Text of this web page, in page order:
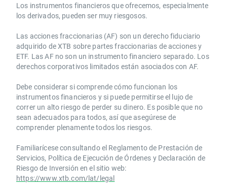
Los instrumentos financieros que ofrecemos, especialmente
los derivados, pueden ser muy riesgosos.
Las acciones fraccionarias (AF) son un derecho fiduciario
adquirido de XTB sobre partes fraccionarias de acciones y
ETF. Las AF no son un instrumento financiero separado. Los
derechos corporativos limitados están asociados con AF.
Debe considerar si comprende cómo funcionan los
instrumentos financieros y si puede permitirse el lujo de
correr un alto riesgo de perder su dinero. Es posible que no
sean adecuados para todos, así que asegúrese de
comprender plenamente todos los riesgos.
Familiarícese consultando el Reglamento de Prestación de
Servicios, Política de Ejecución de Órdenes y Declaración de
Riesgo de Inversión en el sitio web:
https://www.xtb.com/lat/legal